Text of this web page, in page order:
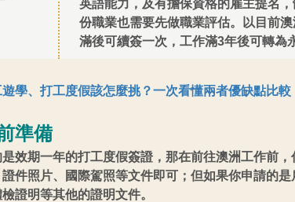
英語能力，及有擔保資格的雇主提名
份職業也需要先做職業評估。以目前
滿後可續簽一次，工作滿3年後可轉為
學、打工度假該怎麼挑？一次看懂兩者優缺點比較
準備
效期一年的打工度假簽證，那在前往澳洲工作前
件照片、國際駕照等文件即可；但如果你申請的
證明等其他的證明文件。